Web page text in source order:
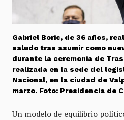
Gabriel Boric, de 36 años,
saludo tras asumir como
durante la ceremonia de
realizada en la sede del
Nacional, en la ciudad de
marzo. Foto: Presidencia de
Un modelo de equilibrio